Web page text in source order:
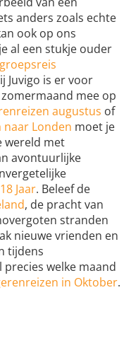
anders zoals echte
ook op ons
al een stukje ouder
groepsreis
Juvigo is er voor
mee op
augustus of
Londen moet je
wereld met
avontuurlijke
Jaar. Beleef de
, de pracht van
stranden
nieuwe vrienden en
tijdens
precies welke maand
in Oktober.